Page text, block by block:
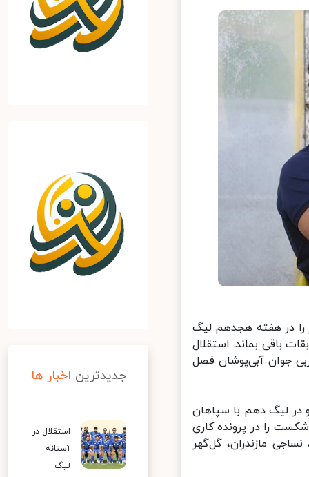
را در هفته هجدهم لیگ
باقی بماند. استقلال
جوان آبی‌پوشان فصل
لیگ دهم با سپاهان
شکست نخورد تا 21 هفته بدون شکست را در پرونده کاری
مازندران، گل‌گهر
جدیدترین اخبار ها
استقلال در
آستانه
لیگ